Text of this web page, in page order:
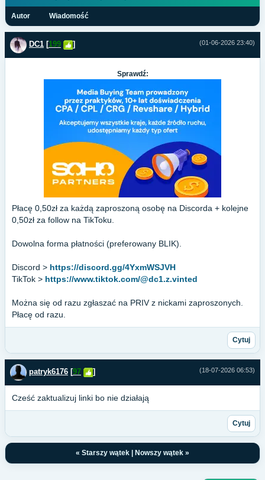
Autor Wiadomość
(01-06-2026 23:40)
DC1 [199 ]
Sprawdź:
Płacę 0,50zł za każdą zaproszoną osobę na Discorda + kolejne
0,50zł za follow na TikToku.
Dowolna forma płatności (preferowany BLIK).
Discord > https://discord.gg/4YxmWSJVH
TikTok > https://www.tiktok.com/@dc1.z.vinted
Można się od razu zgłaszać na PRIV z nickami zaproszonych.
Płacę od razu.
Cytuj
(18-07-2026 06:53)
patryk6176 [97 ]
Cześć zaktualizuj linki bo nie działają
Cytuj
« Starszy wątek Nowszy wątek »